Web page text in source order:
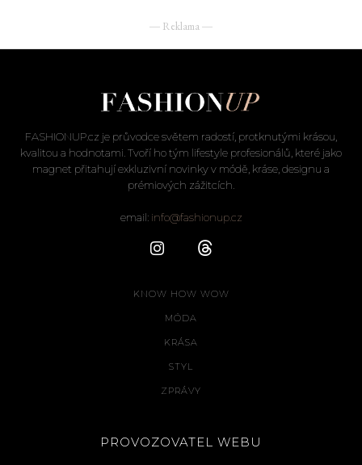
― Reklama ―
FASHIONUP.cz je průvodce světem radostí, protknutými krásou,
kvalitou a hodnotami. Tvoří ho tým lifestyle profesionálů, které jako
magnet přitahují exkluzivní novinky v módě, kráse, designu a
prémiových zážitcích.
email: info@fashionup.cz
KNOW HOW WOW
MÓDA
KRÁSA
STYL
ZPRÁVY
PROVOZOVATEL WEBU